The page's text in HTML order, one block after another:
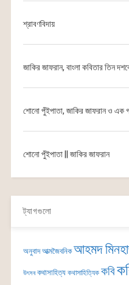
শ্রাবণবিদায়
জাকির জাফরান, বাংলা কবিতার তিন
শোনো পুঁইপাতা, জাকির জাফরান ও এক
শোনো পুঁইপাতা || জাকির জাফরান
ট্যাগগুলো
অনুবাদ আত্মজৈবনিক আহমদ
উৎসব কথাসাহিত্য কথাসাহিত্যিক কবি